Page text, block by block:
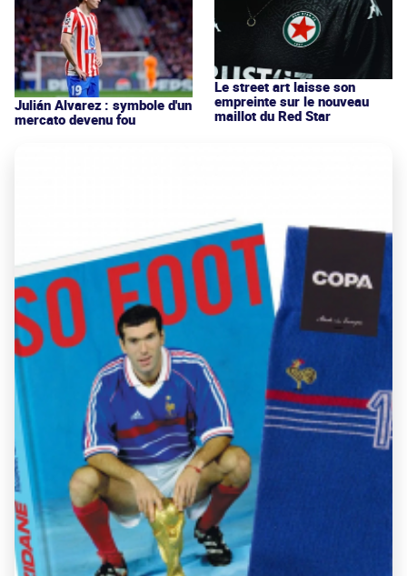
Julián Alvarez : symbole d'un
mercato devenu fou
Le street art laisse son
empreinte sur le nouveau
maillot du Red Star